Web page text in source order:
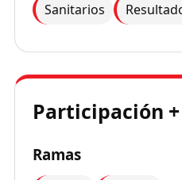
Sanitarios
Participación
Ramas